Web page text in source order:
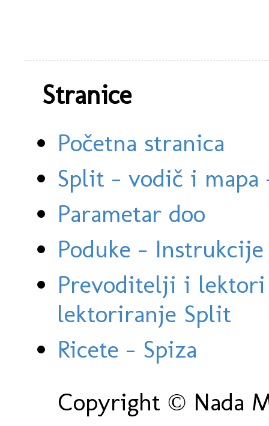
Stranice
Početna stranica
Split - vodič i
Parametar doo
Poduke -
Prevoditelji i
lektoriranje Split
Ricete - Spiza
Copyright © Nada